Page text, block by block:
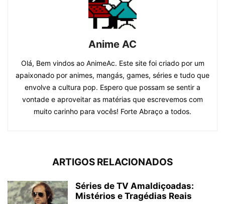
Anime AC
Olá, Bem vindos ao AnimeAc. Este site foi criado por um
apaixonado por animes, mangás, games, séries e tudo que
envolve a cultura pop. Espero que possam se sentir a
vontade e aproveitar as matérias que escrevemos com
muito carinho para vocês! Forte Abraço a todos.
ARTIGOS RELACIONADOS
Séries de TV Amaldiçoadas:
Mistérios e Tragédias Reais